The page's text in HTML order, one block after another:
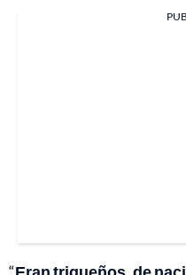
“Eran trigueños, de